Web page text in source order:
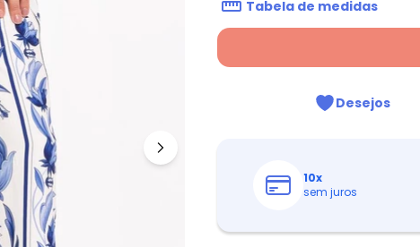
Tabela de medidas
Desejos
10x
sem juros